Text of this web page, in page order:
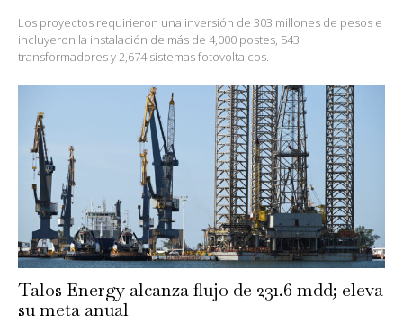
Los proyectos requirieron una inversión de 303 millones de pesos e
incluyeron la instalación de más de 4,000 postes, 543
transformadores y 2,674 sistemas fotovoltaicos.
Talos Energy alcanza flujo de 231.6 mdd; eleva
su meta anual